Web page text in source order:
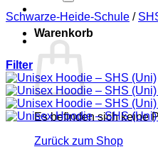
Warenkorb
Es befinden sich keine
Zurück zum Shop
Schwarze-Heide-Schule /
Filter